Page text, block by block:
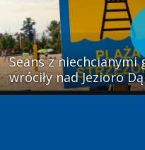
Seans z
wróciły nad Jezioro